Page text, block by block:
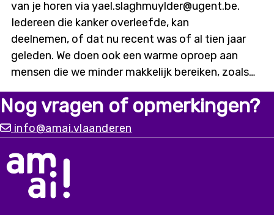
van je horen via yael.slaghmuylder@ugent.be.
Iedereen die kanker overleefde, kan
deelnemen, of dat nu recent was of al tien jaar
geleden. We doen ook een warme oproep aan
mensen die we minder makkelijk bereiken, zoals
digitaal kwetsbaren of mensen met een
migratieachtergrond. Alleen met input vanuit
diverse ervaringen kunnen we
een chatbot bouwen die er écht is voor iedereen.
Nog vragen of opmerkingen?
info@amai.vlaanderen